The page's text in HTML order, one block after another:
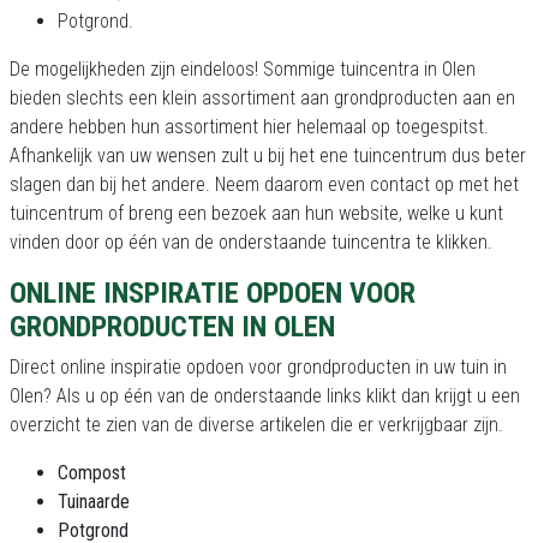
Potgrond.
De mogelijkheden zijn eindeloos! Sommige tuincentra in Olen
bieden slechts een klein assortiment aan grondproducten aan en
andere hebben hun assortiment hier helemaal op toegespitst.
Afhankelijk van uw wensen zult u bij het ene tuincentrum dus beter
slagen dan bij het andere. Neem daarom even contact op met het
tuincentrum of breng een bezoek aan hun website, welke u kunt
vinden door op één van de onderstaande tuincentra te klikken.
ONLINE INSPIRATIE OPDOEN VOOR
GRONDPRODUCTEN IN OLEN
Direct online inspiratie opdoen voor grondproducten in uw tuin in
Olen? Als u op één van de onderstaande links klikt dan krijgt u een
overzicht te zien van de diverse artikelen die er verkrijgbaar zijn.
Compost
Tuinaarde
Potgrond